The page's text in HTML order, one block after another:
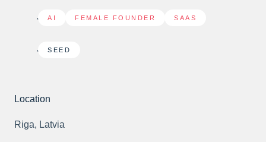
AI FEMALE FOUNDER SAAS
SEED
Location
Riga, Latvia